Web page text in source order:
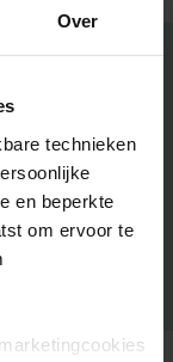
Over
technieken
en beperkte
om ervoor te
en kleuren.
in huis